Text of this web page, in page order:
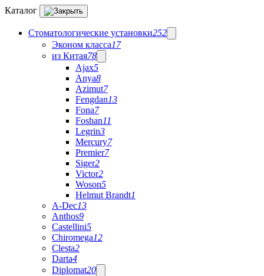
Каталог
Стоматологические установки252
Эконом класса17
из Китая78
Ajax5
Anya8
Azimut7
Fengdan13
Fona7
Foshan11
Legrin3
Mercury7
Premier7
Siger2
Victor2
Woson5
Helmut Brandt1
A-Dec13
Anthos9
Castellini5
Chiromega12
Clesta2
Darta4
Diplomat20